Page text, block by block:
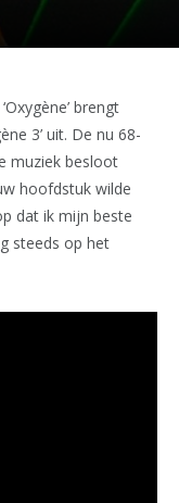
brengt
3’ uit. De nu 68-
muziek besloot
hoofdstuk wilde
dat ik mijn beste
steeds op het